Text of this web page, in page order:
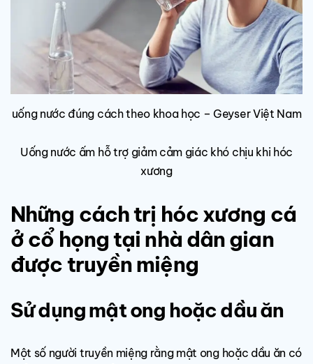
uống nước đúng cách theo khoa học – Geyser Việt Nam
Uống nước ấm hỗ trợ giảm cảm giác khó chịu khi hóc
xương
Những cách trị hóc xương cá
ở cổ họng tại nhà dân gian
được truyền miệng
Sử dụng mật ong hoặc dầu ăn
Một số người truyền miệng rằng mật ong hoặc dầu ăn có